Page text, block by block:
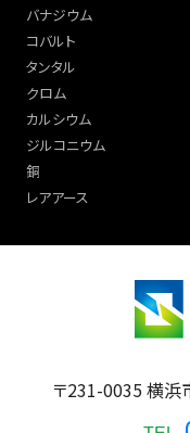
バナジウム
コバルト
タンタル
クロム
カルシウム
ジルコニウム
銅
レアアース
〒231-0035 横